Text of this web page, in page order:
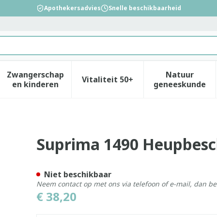
Apothekersadvies Snelle beschikbaarheid
verzorging en hygiëne categorie
voor Dieet, voeding en vitamines categorie
Zwangerschap
en kinderenToon submenu voor Zwangerschap en
Vitaliteit 50+Toon submenu voor
Natuur
geneeskunde
Toon
slip Unisex Wit Xl
Suprima 1490
€ 38,20
Niet beschikbaar
Neem contact op met ons via telefoon of e-mail, dan